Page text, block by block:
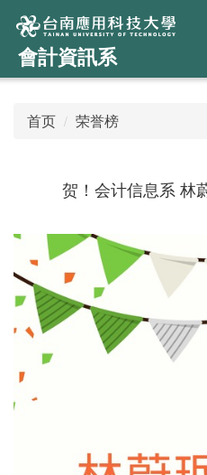
跳
到
主
要
會計資訊系
首页 荣誉榜
贺！会计信息系 林